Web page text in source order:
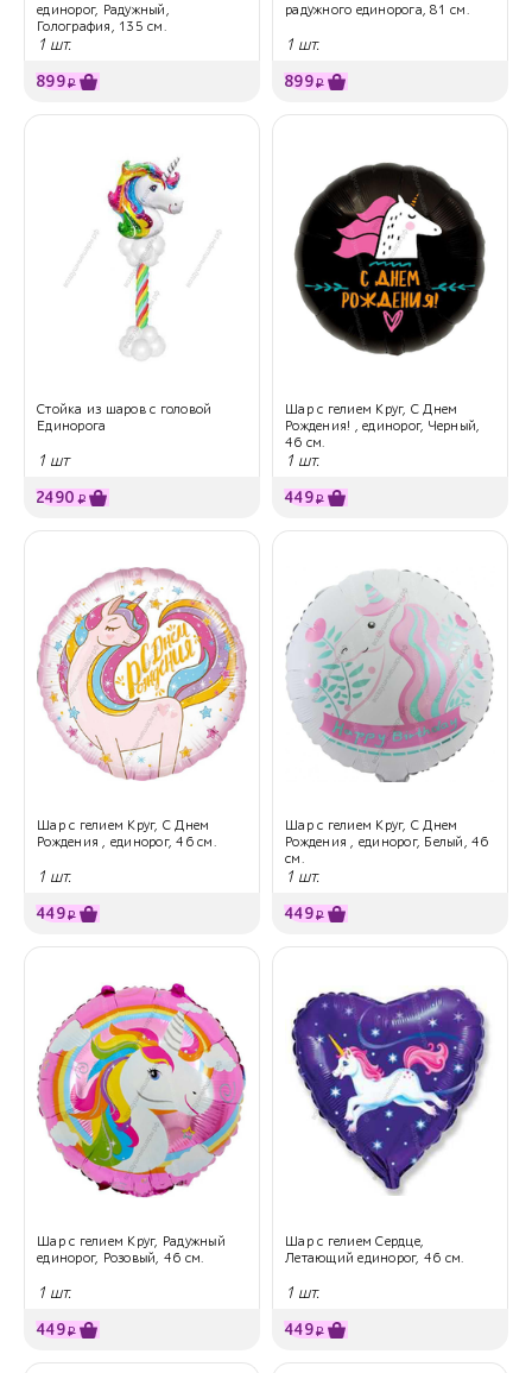
единорог, Радужный,
Голография, 135 см.
1 шт.
899₽
радужного единорога, 81 см.
1 шт.
899₽
Стойка из шаров с головой
Единорога
1 шт
2490 ₽
Шар с гелием Круг, С Днем
Рождения! , единорог, Черный,
46 см.
1 шт.
449₽
Шар с гелием Круг, С Днем
Рождения , единорог, 46 см.
1 шт.
449₽
Шар с гелием Круг, С Днем
Рождения , единорог, Белый, 46
см.
1 шт.
449₽
Шар с гелием Круг, Радужный
единорог, Розовый, 46 см.
1 шт.
449₽
Шар с гелием Сердце,
Летающий единорог, 46 см.
1 шт.
449₽